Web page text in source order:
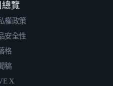
總覽
權政策
安全性
格
稿
X